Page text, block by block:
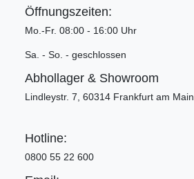
Öffnungszeiten:
Mo.-Fr. 08:00 - 16:00 Uhr
Sa. - So. - geschlossen
Abhollager & Showroom
Lindleystr. 7, 60314 Frankfurt am Main
Hotline:
0800 55 22 600